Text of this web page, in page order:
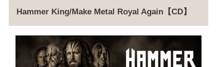
Hammer King/Make Metal Royal Again【CD】